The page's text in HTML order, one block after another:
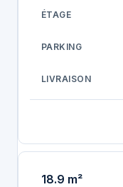
18.9 m²